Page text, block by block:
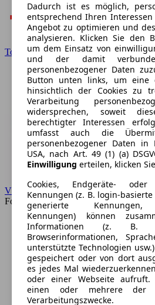
Toyota
VW
Forum
Dadurch ist es möglich,
entsprechend Ihren
Angebot zu optimieren und
analysieren. Klicken Sie den
um dem Einsatz von
und der damit
personenbezogener Daten
Button unten links, um eine
hinsichtlich der Cookies zu
Verarbeitung
widersprechen, soweit
berechtigter Interessen
umfasst auch die
personenbezogener Daten
USA, nach Art. 49 (1) (a)
Einwilligung erteilen, klicken
Cookies, Endgeräte-
Kennungen (z. B. login-
generierte Kennungen,
Kennungen) können
Informationen (z. B.
Browserinformationen,
unterstützte Technologien
gespeichert oder von dort
es jedes Mal
oder einer Webseite
einen oder mehrere der
Verarbeitungszwecke.